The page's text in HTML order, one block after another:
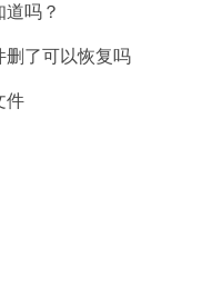
吗？
删了可以恢复吗
件